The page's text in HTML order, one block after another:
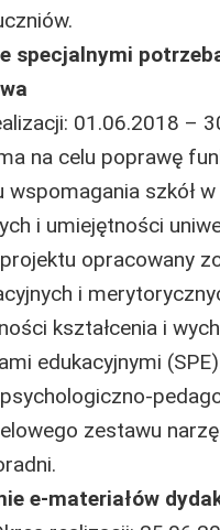
specjalnymi
01.06.2018 –
na celu poprawę
wspomagania szkół
i umiejętności
opracowany
i
kształcenia i
edukacyjnymi
zestawu
e-materiałów